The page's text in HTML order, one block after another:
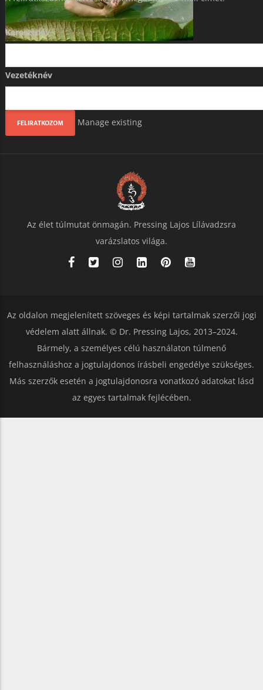
Keresztnév
Vezetéknév
Manage existing
Az élet túlmutat önmagán. Pressing Lajos Lílávadzsra
varázslatos világa.
Az oldalon megjelenített szöveges és képi tartalmak szerzői jogi
védelem alatt állnak. © Dr. Pressing Lajos, 2013–2024.
Bármely, a személyes célú használaton túlmenő
felhasználáshoz a jogtulajdonos írásbeli engedélye szükséges.
Más szerzők esetén a jogtulajdonosra vonatkozó adatokat lásd
az egyes tartalmak fejlécében.